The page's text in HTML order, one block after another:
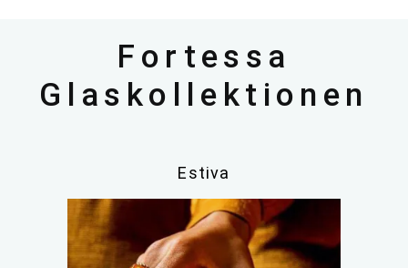
Fortessa
Glaskollektionen
Estiva